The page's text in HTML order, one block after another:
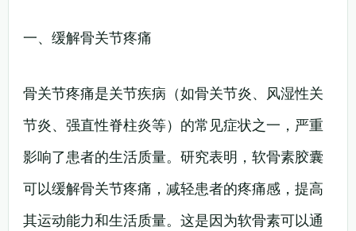
一、缓解骨关节疼痛
骨关节疼痛是关节疾病（如骨关节炎、风湿性关
节炎、强直性脊柱炎等）的常见症状之一，严重
影响了患者的生活质量。研究表明，软骨素胶囊
可以缓解骨关节疼痛，减轻患者的疼痛感，提高
其运动能力和生活质量。这是因为软骨素可以通